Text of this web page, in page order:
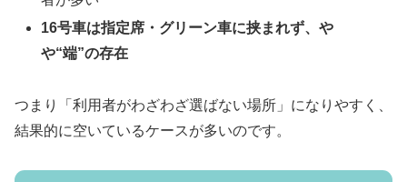
16号車は指定席・グリーン車に挟まれず、や
や“端”の存在
つまり「利用者がわざわざ選ばない場所」になりやすく、
結果的に空いているケースが多いのです。